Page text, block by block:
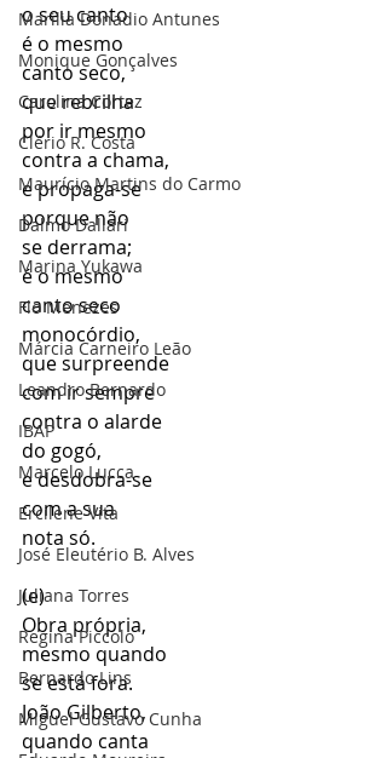
Marilia Donadio Antunes
Monique Gonçalves
Carolina Cortez
Clério R. Costa
Maurício Martins do Carmo
Dalmo Dallari
Marina Yukawa
Flo Menezes
Márcia Carneiro Leão
Leandro Bernardo
IBAP
Marcelo Lucca
Ercilene Vita
José Eleutério B. Alves
Juliana Torres
Regina Piccolo
Bernardo Lins
Miguel Gustavo Cunha
o seu canto
é o mesmo
canto seco,
que rebrilha
por ir mesmo
contra a chama,
e propaga-se
porque não
se derrama;
é o mesmo
canto seco
monocórdio,
que surpreende
com ir sempre
contra o alarde
do gogó,
e desdobra-se
com a sua
nota só.
(e)
Obra própria,
mesmo quando
se está fora.
João Gilberto,
quando canta